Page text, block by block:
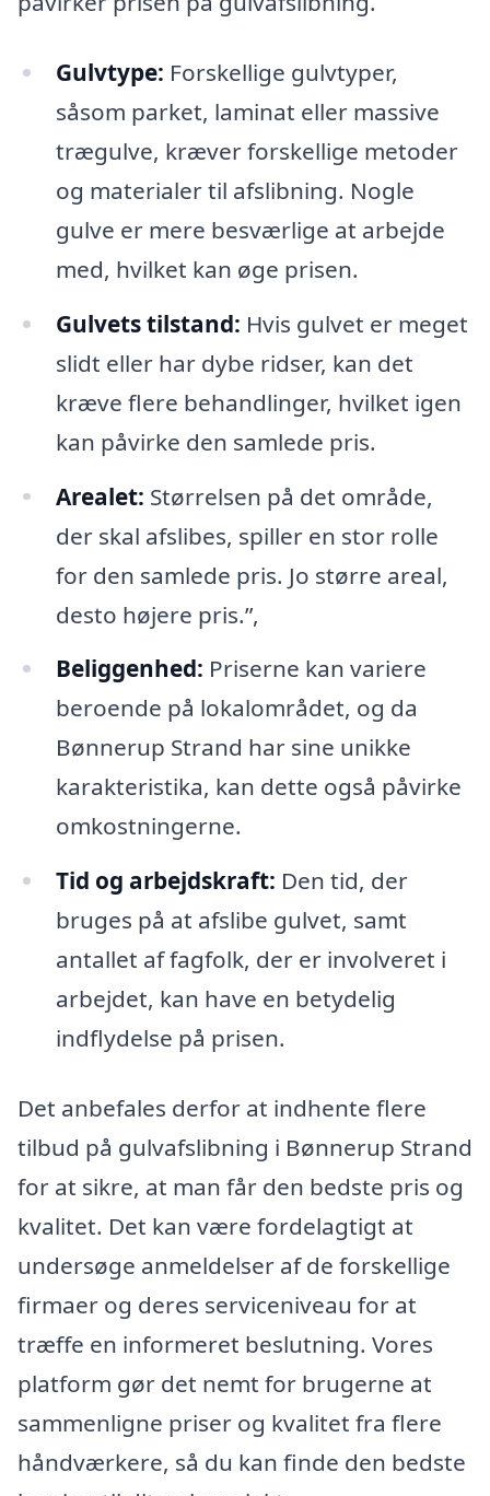
Gulvtype: Forskellige gulvtyper,
såsom parket, laminat eller massive
trægulve, kræver forskellige metoder
og materialer til afslibning. Nogle
gulve er mere besværlige at arbejde
med, hvilket kan øge prisen.
Gulvets tilstand: Hvis gulvet er meget
slidt eller har dybe ridser, kan det
kræve flere behandlinger, hvilket igen
kan påvirke den samlede pris.
Arealet: Størrelsen på det område,
der skal afslibes, spiller en stor rolle
for den samlede pris. Jo større areal,
desto højere pris.”,
Beliggenhed: Priserne kan variere
beroende på lokalområdet, og da
Bønnerup Strand har sine unikke
karakteristika, kan dette også påvirke
omkostningerne.
Tid og arbejdskraft: Den tid, der
bruges på at afslibe gulvet, samt
antallet af fagfolk, der er involveret i
arbejdet, kan have en betydelig
indflydelse på prisen.
Det anbefales derfor at indhente flere
tilbud på gulvafslibning i Bønnerup Strand
for at sikre, at man får den bedste pris og
kvalitet. Det kan være fordelagtigt at
undersøge anmeldelser af de forskellige
firmaer og deres serviceniveau for at
træffe en informeret beslutning. Vores
platform gør det nemt for brugerne at
sammenligne priser og kvalitet fra flere
håndværkere, så du kan finde den bedste